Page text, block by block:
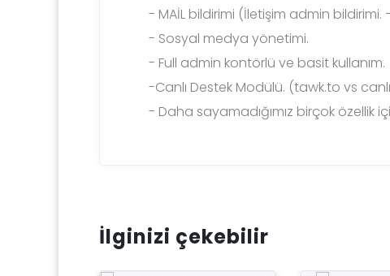
- MAİL bildirimi (İletişim admin
- Sosyal medya yönetimi.
- Full admin kontörlü ve basit kullanım.
-Canlı Destek Modülü. (tawk.to vs
- Daha sayamadığımız birçok özellik
İlginizi çekebilir